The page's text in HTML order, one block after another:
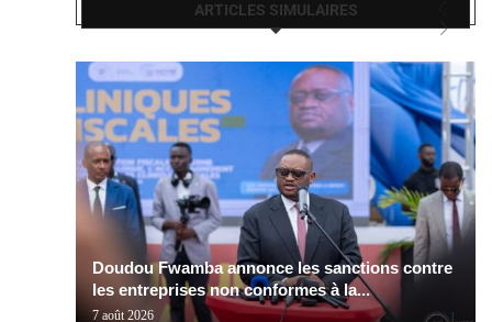
ARTICLES SIMULAIRES
Doudou Fwamba annonce les sanctions contre
les entreprises non conformes à la...
7 août 2026